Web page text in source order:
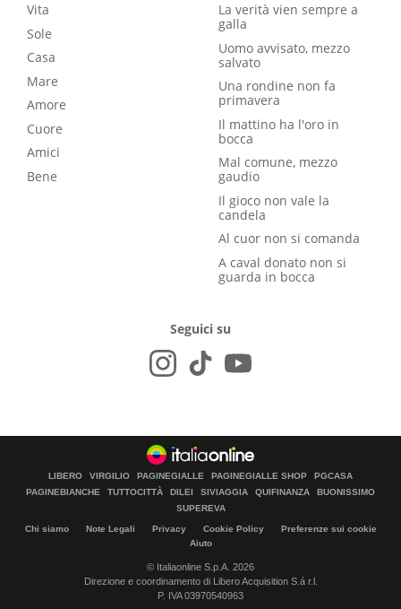
Vita
Sole
Casa
Mare
Amore
Cuore
Amici
Bene
La verità vien sempre a
galla
Uomo avvisato, mezzo
salvato
Una rondine non fa
primavera
Il mattino ha l'oro in
bocca
Mal comune, mezzo
gaudio
Il gioco non vale la
candela
Al cuor non si comanda
A caval donato non si
guarda in bocca
Seguici su
LIBERO VIRGILIO PAGINEGIALLE PAGINEGIALLE SHOP
PGCASA
PAGINEBIANCHE
TUTTOCITTÀ DILEI SIVIAGGIA QUIFINANZA
BUONISSIMO
SUPEREVA
Chi siamo Note Legali Privacy Cookie Policy
Preferenze sui cookie
Aiuto
© Italiaonline S.p.A. 2026
Direzione e coordinamento di Libero Acquisition S.á r.l.
P. IVA 03970540963